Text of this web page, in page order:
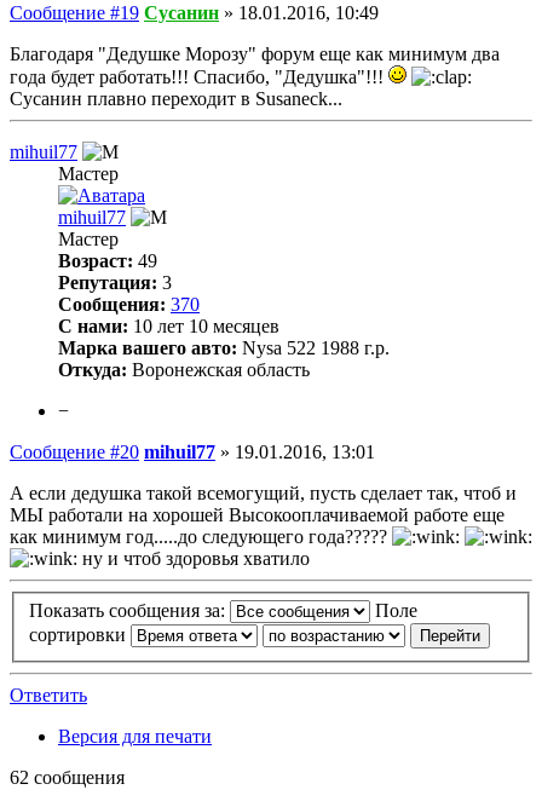
Сообщение #19 Сусанин » 18.01.2016, 10:49
Благодаря "Дедушке Морозу" форум еще как минимум два
года будет работать!!! Спасибо, "Дедушка"!!!
Сусанин плавно переходит в Susaneck...
mihuil77
Мастер
mihuil77
Мастер
Возраст: 49
Репутация: 3
Сообщения: 370
С нами: 10 лет 10 месяцев
Марка вашего авто: Nysa 522 1988 г.р.
Откуда: Воронежская область
−
Сообщение #20 mihuil77 » 19.01.2016, 13:01
А если дедушка такой всемогущий, пусть сделает так, чтоб и
МЫ работали на хорошей Высокооплачиваемой работе еще
как минимум год.....до следующего года?????
ну и чтоб здоровья хватило
Показать сообщения за:
Поле
сортировки
Ответить
Версия для печати
62 сообщения